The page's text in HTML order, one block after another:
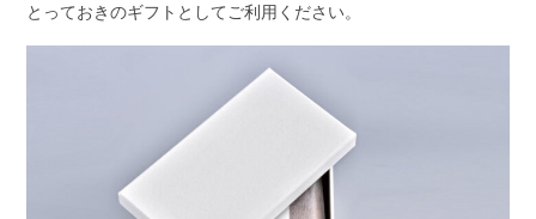
とっておきのギフトとしてご利用ください。